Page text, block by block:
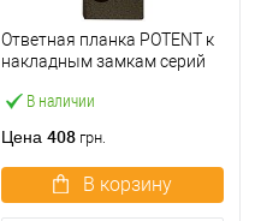
В наличии
Ответная планка POTENT к
накладным замкам серий
Цена 408 грн.
В корзину